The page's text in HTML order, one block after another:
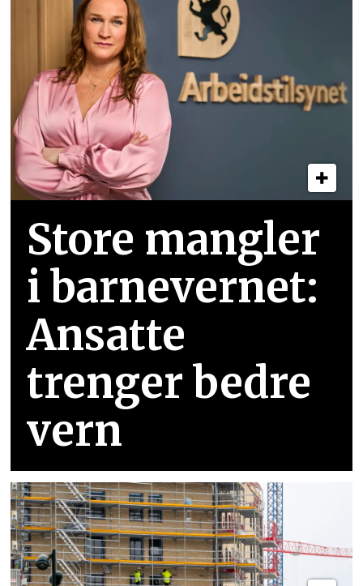
Store mangler
i barnevernet:
Ansatte
trenger bedre
vern